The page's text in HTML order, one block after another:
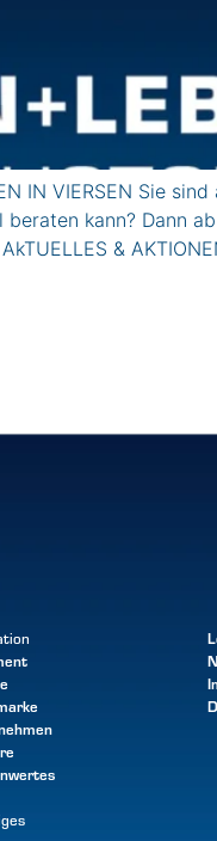
IN VIERSEN Sie
kann? Dann
&